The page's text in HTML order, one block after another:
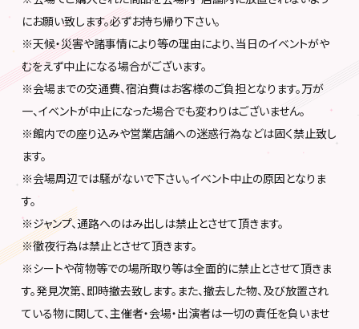
にお願い致します。必ずお持ち帰り下さい。
※天候・災害や諸事情により等の理由により、当日のイベントがや
むをえず中止になる場合がございます。
※会場までの交通費、宿泊費はお客様のご負担となります。万が
一、イベントが中止になった場合でも変わりはございません。
※館内での座り込みや営業店舗への迷惑行為などは固く禁止致し
ます。
※会場周辺では騒がないで下さい。イベント中止の原因となりま
す。
※ジャンプ、通路へのはみ出しは禁止とさせて頂きます。
※徹夜行為は禁止とさせて頂きます。
※シートや荷物等での場所取り等は全面的に禁止とさせて頂きま
す。発見次第、即時撤去致します。また、撤去した物、及び放置され
ている物に関して、主催者・会場・出演者は一切の責任を負いませ